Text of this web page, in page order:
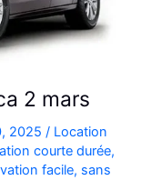
2 mars
2025 / Location
courte durée,
facile, sans